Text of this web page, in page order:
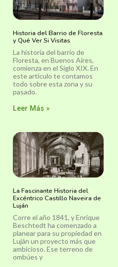
Historia del Barrio de Floresta
y Qué Ver Si Visitas
La historia del barrio de
Floresta, en Buenos Aires,
comienza en el Siglo XIX. En
este artículo te contamos
todo sobre esta zona y su
pasado.
Leer Más »
La Fascinante Historia del
Excéntrico Castillo Naveira de
Luján
Corre el año 1841, y Enrique
Beschtedt ha comenzado a
planear para su propiedad en
Luján un proyecto más que
ambicioso. Ese terreno de
ombúes y